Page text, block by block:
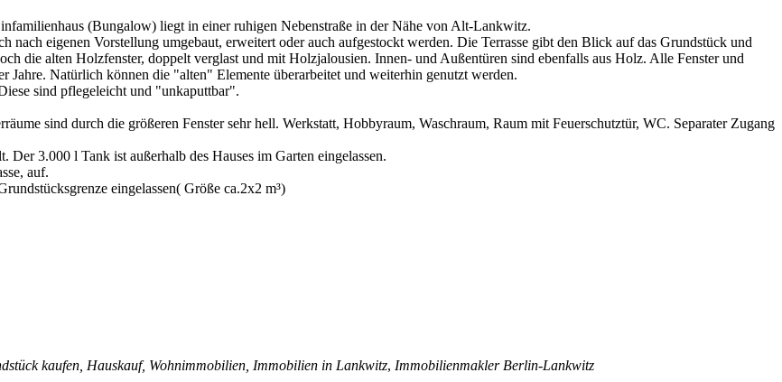
(Bungalow) liegt in einer ruhigen Nebenstraße in der Nähe von Alt-Lankwitz.
nach eigenen Vorstellung umgebaut, erweitert oder auch aufgestockt werden. Die Terrasse gibt den Blick auf das Grundstück und
die alten Holzfenster, doppelt verglast und mit Holzjalousien. Innen- und Außentüren sind ebenfalls aus Holz. Alle Fenster und
Jahre. Natürlich können die "alten" Elemente überarbeitet und weiterhin genutzt werden.
sind pflegeleicht und "unkaputtbar".
sind durch die größeren Fenster sehr hell. Werkstatt, Hobbyraum, Waschraum, Raum mit Feuerschutztür, WC. Separater Zugang
3.000 l Tank ist außerhalb des Hauses im Garten eingelassen.
auf.
eingelassen( Größe ca.2x2 m³)
kaufen, Hauskauf, Wohnimmobilien, Immobilien in Lankwitz, Immobilienmakler Berlin-Lankwitz